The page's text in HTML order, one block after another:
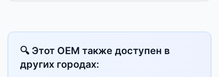
🔍 Этот OEM также доступен в
других городах: